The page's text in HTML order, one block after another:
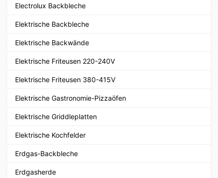
Electrolux Backbleche
Elektrische Backbleche
Elektrische Backwände
Elektrische Friteusen 220-240V
Elektrische Friteusen 380-415V
Elektrische Gastronomie-Pizzaöfen
Elektrische Griddleplatten
Elektrische Kochfelder
Erdgas-Backbleche
Erdgasherde